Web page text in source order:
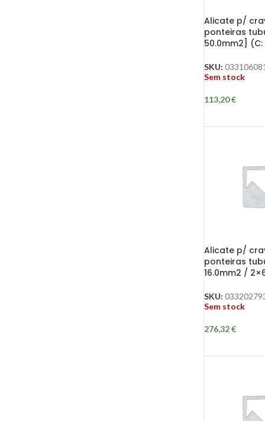
Alicate p/
ponteiras
50.0mm2]
SKU:
Sem stock
113,20€
Alicate p/
ponteiras
16.0mm2 /
SKU:
Sem stock
276,32€